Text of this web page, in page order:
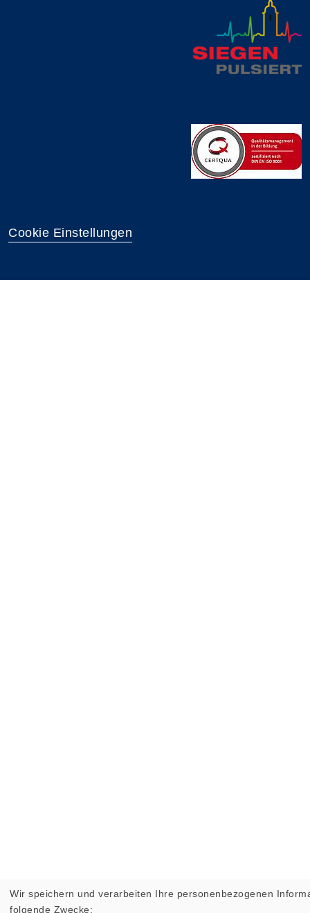
Cookie Einstellungen
Wir speichern und verarbeiten Ihre personenbezogenen
folgende Zwecke: